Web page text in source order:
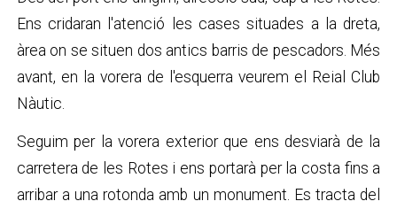
Ens cridaran l'atenció les cases situades a la dreta,
àrea on se situen dos antics barris de pescadors. Més
avant, en la vorera de l'esquerra veurem el Reial Club
Nàutic.
Seguim per la vorera exterior que ens desviarà de la
carretera de les Rotes i ens portarà per la costa fins a
arribar a una rotonda amb un monument. Es tracta del